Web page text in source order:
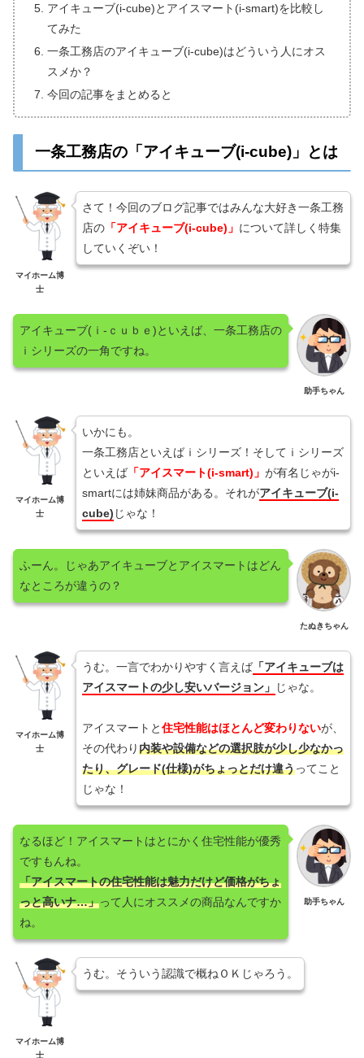
アイキューブ(i-cube)とアイスマート(i-smart)を比較し
てみた
一条工務店のアイキューブ(i-cube)はどういう人にオス
スメか？
今回の記事をまとめると
一条工務店の「アイキューブ(i-cube)」とは
マイホーム博
士
さて！今回のブログ記事ではみんな大好き一条工務
店の「アイキューブ(i-cube)」 について詳しく特集
していくぞい！
助手ちゃん
アイキューブ(ｉ-ｃｕｂｅ)といえば、一条工務店の
ｉシリーズの一角ですね。
マイホーム博
士
いかにも。
一条工務店といえばｉシリーズ！そしてｉシリーズ
といえば「アイスマート(i-smart)」 が有名じゃがi-
smartには姉妹商品がある。それがアイキューブ(i-
cube) じゃな！
たぬきちゃん
ふーん。じゃあアイキューブとアイスマートはどん
なところが違うの？
マイホーム博
士
うむ。一言でわかりやすく言えば「アイキューブは
アイスマートの少し安いバージョン」
じゃな。
アイスマートと住宅性能はほとんど変わりないが、
その代わり内装や設備などの選択肢が少し少なかっ
たり、グレード(仕様)がちょっとだけ違うってこと
じゃな！
助手ちゃん
なるほど！アイスマートはとにかく住宅性能が優秀
ですもんね。
「アイスマートの住宅性能は魅力だけど価格がちょ
っと高いナ…」って人にオススメの商品なんですか
ね。
マイホーム博
士
うむ。そういう認識で概ねＯＫじゃろう。